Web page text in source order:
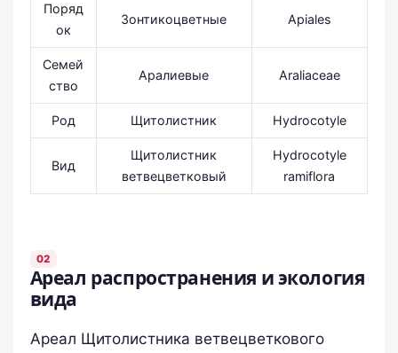
Поряд
ок
Зонтикоцветные Apiales
Семей
ство
Аралиевые Araliaceae
Род Щитолистник Hydrocotyle
Вид
Щитолистник
ветвецветковый
Hydrocotyle
ramiflora
Ареал распространения и экология
вида
Ареал Щитолистника ветвецветкового